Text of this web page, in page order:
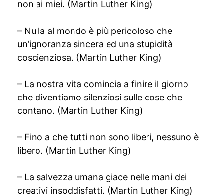
non ai miei. (Martin Luther King)
– Nulla al mondo è più pericoloso che
un’ignoranza sincera ed una stupidità
coscienziosa. (Martin Luther King)
– La nostra vita comincia a finire il giorno
che diventiamo silenziosi sulle cose che
contano. (Martin Luther King)
– Fino a che tutti non sono liberi, nessuno è
libero. (Martin Luther King)
– La salvezza umana giace nelle mani dei
creativi insoddisfatti. (Martin Luther King)